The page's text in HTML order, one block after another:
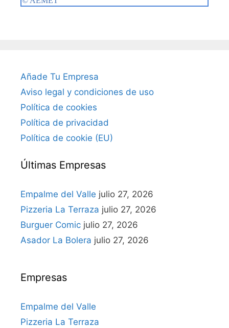
Añade Tu Empresa
Aviso legal y condiciones de uso
Política de cookies
Política de privacidad
Política de cookie (EU)
Últimas Empresas
Empalme del Valle julio 27, 2026
Pizzeria La Terraza julio 27, 2026
Burguer Comic julio 27, 2026
Asador La Bolera julio 27, 2026
Empresas
Empalme del Valle
Pizzeria La Terraza